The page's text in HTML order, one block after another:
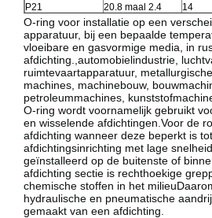
P21
20.8 maal 2.4 14
O-ring voor installatie op een
apparatuur, bij een bepaalde
vloeibare en gasvormige media, in
afdichting.,automobielindustrie,
ruimtevaartapparatuur,
machines, machinebouw,
petroleummachines,
O-ring wordt voornamelijk gebruikt
en wisselende afdichtingen.Voor de
afdichting wanneer deze beperkt is
afdichtingsinrichting met lage
geïnstalleerd op de buitenste of
afdichting sectie is rechthoekige
chemische stoffen in het
hydraulische en pneumatische
gemaakt van een afdichting.